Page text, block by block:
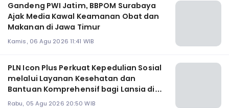
Gandeng PWI Jatim, BBPOM Surabaya
Ajak Media Kawal Keamanan Obat dan
Makanan di Jawa Timur
Kamis, 06 Agu 2026 11:41 WIB
PLN Icon Plus Perkuat Kepedulian Sosial
melalui Layanan Kesehatan dan
Bantuan Komprehensif bagi Lansia di
Malang
Rabu, 05 Agu 2026 20:50 WIB